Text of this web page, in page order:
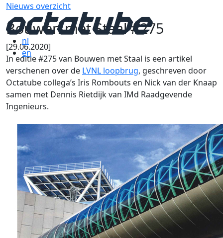
nl
en
Nieuws overzicht
Bouwen met Staal #275
[29.06.2020]
In editie #275 van Bouwen met Staal is een artikel
verschenen over de LVNL loopbrug, geschreven door
Octatube collega’s Iris Rombouts en Nick van der Knaap
samen met Dennis Rietdijk van IMd Raadgevende
Ingenieurs.